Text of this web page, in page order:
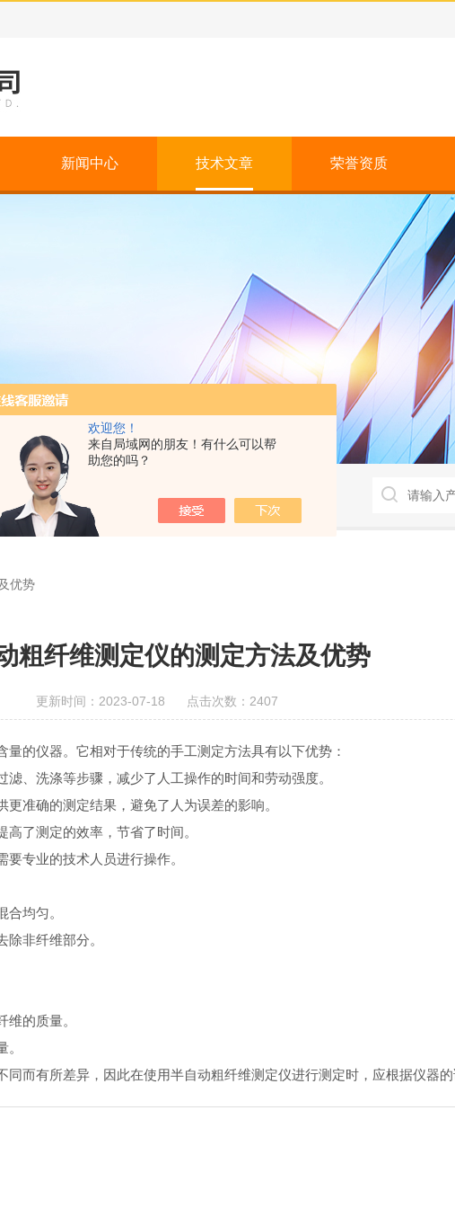
欢迎您！
来自局域网的朋友！有什么可以帮
助您的吗？
新闻中心 技术文章 荣誉资质
优势
粗纤维测定仪的测定方法及优势
更新时间：2023-07-18 点击次数：2407
的仪器。它相对于传统的手工测定方法具有以下优势：
、洗涤等步骤，减少了人工操作的时间和劳动强度。
准确的测定结果，避免了人为误差的影响。
高了测定的效率，节省了时间。
要专业的技术人员进行操作。
合均匀。
除非纤维部分。
维的质量。
。
而有所差异，因此在使用半自动粗纤维测定仪进行测定时，应根据仪器的